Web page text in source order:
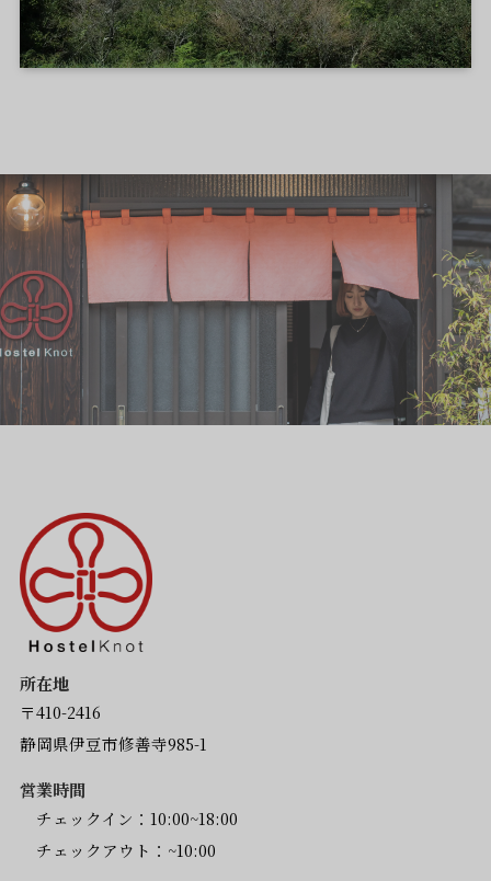
所在地
〒410-2416
静岡県伊豆市修善寺985-1
営業時間
チェックイン：10:00~18:00
チェックアウト：~10:00